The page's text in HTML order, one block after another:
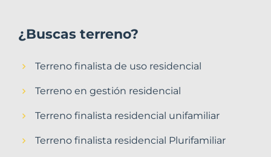
¿Buscas terreno?
Terreno finalista de uso residencial
Terreno en gestión residencial
Terreno finalista residencial unifamiliar
Terreno finalista residencial Plurifamiliar